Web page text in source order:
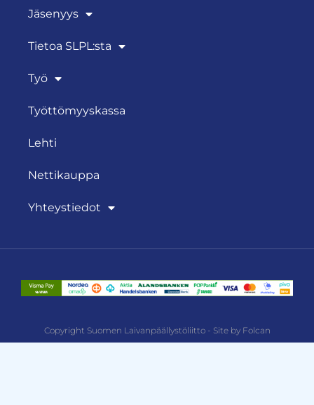
Jäsenyys
Tietoa SLPL:sta
Työ
Työttömyyskassa
Lehti
Nettikauppa
Yhteystiedot
Copyright Suomen Laivanpäällystöliitto - Site by Folcan